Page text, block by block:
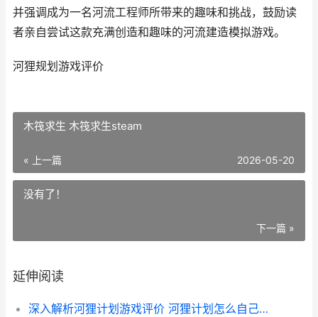
并强调成为一名河流工程师所带来的趣味和挑战，鼓励读
者亲自尝试这款充满创造和趣味的河流建造模拟游戏。
河狸规划游戏评价
木筏求生 木筏求生steam
« 上一篇 2026-05-20
没有了！
下一篇 »
延伸阅读
深入解析河狸计划游戏评价 河狸计划怎么自己做游戏